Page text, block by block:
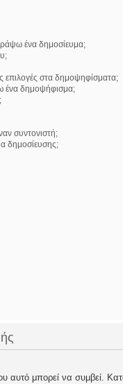
ένα δημοσίευμα;
επιλογές στα δημοψηφίσματα;
ένα δημοψήφισμα;
συντονιστή;
δημοσίευσης;
αυτό μπορεί να συμβεί.